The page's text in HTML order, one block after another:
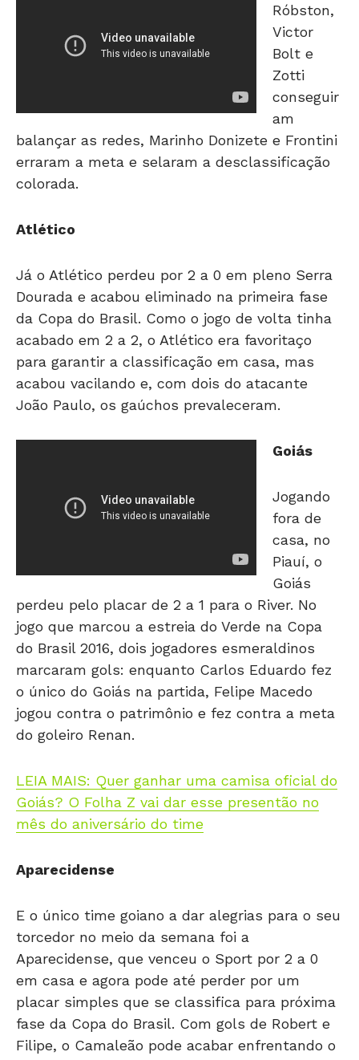
Róbston,
Victor
Bolt e
Zotti
conseguir
am
balançar as redes, Marinho Donizete e Frontini
erraram a meta e selaram a desclassificação
colorada.
Atlético
Já o Atlético perdeu por 2 a 0 em pleno Serra
Dourada e acabou eliminado na primeira fase
da Copa do Brasil. Como o jogo de volta tinha
acabado em 2 a 2, o Atlético era favoritaço
para garantir a classificação em casa, mas
acabou vacilando e, com dois do atacante
João Paulo, os gaúchos prevaleceram.
Goiás
Jogando
fora de
casa, no
Piauí, o
Goiás
perdeu pelo placar de 2 a 1 para o River. No
jogo que marcou a estreia do Verde na Copa
do Brasil 2016, dois jogadores esmeraldinos
marcaram gols: enquanto Carlos Eduardo fez
o único do Goiás na partida, Felipe Macedo
jogou contra o patrimônio e fez contra a meta
do goleiro Renan.
LEIA MAIS: Quer ganhar uma camisa oficial do
Goiás? O Folha Z vai dar esse presentão no
mês do aniversário do time
Aparecidense
E o único time goiano a dar alegrias para o seu
torcedor no meio da semana foi a
Aparecidense, que venceu o Sport por 2 a 0
em casa e agora pode até perder por um
placar simples que se classifica para próxima
fase da Copa do Brasil. Com gols de Robert e
Filipe, o Camaleão pode acabar enfrentando o